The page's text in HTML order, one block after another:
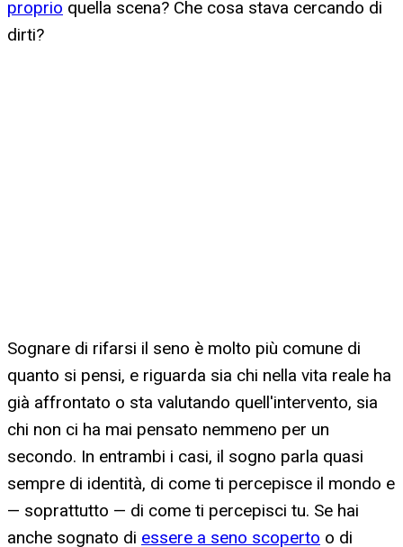
proprio quella scena? Che cosa stava cercando di
dirti?
Sognare di rifarsi il seno è molto più comune di
quanto si pensi, e riguarda sia chi nella vita reale ha
già affrontato o sta valutando quell'intervento, sia
chi non ci ha mai pensato nemmeno per un
secondo. In entrambi i casi, il sogno parla quasi
sempre di identità, di come ti percepisce il mondo e
— soprattutto — di come ti percepisci tu. Se hai
anche sognato di essere a seno scoperto o di